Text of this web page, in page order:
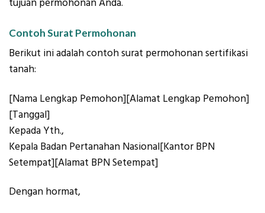
tujuan permohonan Anda.
Contoh Surat Permohonan
Berikut ini adalah contoh surat permohonan sertifikasi
tanah:
[Nama Lengkap Pemohon][Alamat Lengkap Pemohon]
[Tanggal]
Kepada Yth.,
Kepala Badan Pertanahan Nasional[Kantor BPN
Setempat][Alamat BPN Setempat]
Dengan hormat,